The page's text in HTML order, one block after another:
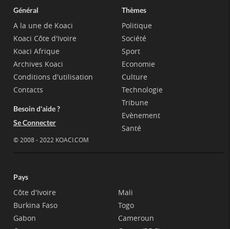
Général
A la une de Koaci
Koaci Côte d'Ivoire
Koaci Afrique
Archives Koaci
Conditions d'utilisation
Contacts
Besoin d'aide ?
Se Connecter
© 2008 - 2022 KOACI.COM
Thèmes
Politique
Société
Sport
Economie
Culture
Technologie
Tribune
Evènement
Santé
Pays
Côte d'Ivoire
Burkina Faso
Gabon
Mali
Togo
Cameroun